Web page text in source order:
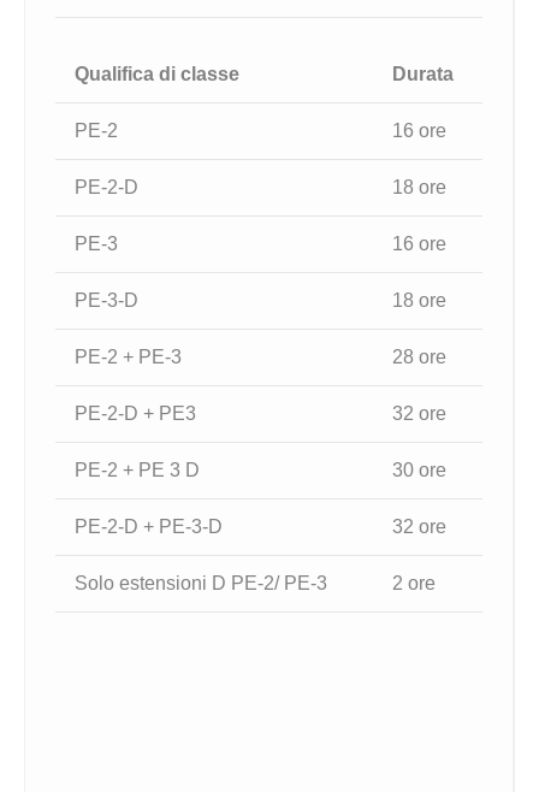
Qualifica di classe Durata
PE-2 16 ore
PE-2-D 18 ore
PE-3 16 ore
PE-3-D 18 ore
PE-2 + PE-3 28 ore
PE-2-D + PE3 32 ore
PE-2 + PE 3 D 30 ore
PE-2-D + PE-3-D 32 ore
Solo estensioni D PE-2/ PE-3 2 ore